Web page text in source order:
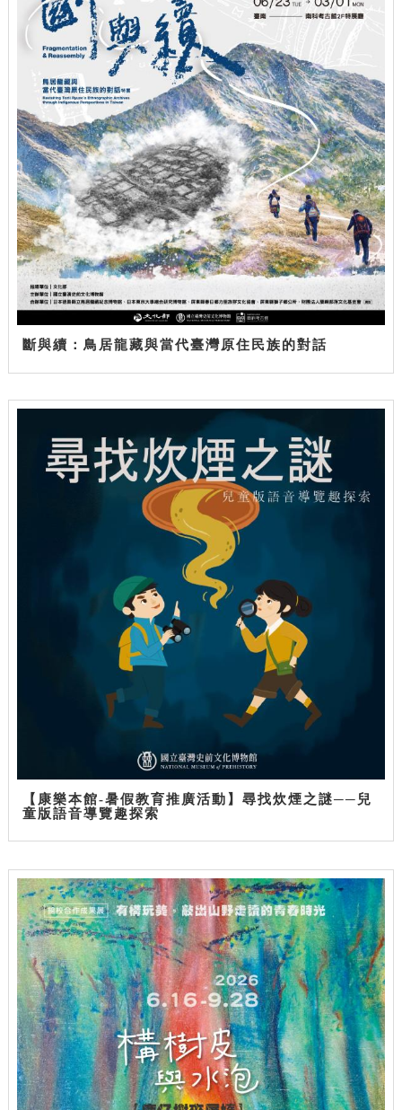
斷與續：鳥居龍藏與當代臺灣原住民族的對話
【康樂本館-暑假教育推廣活動】尋找炊煙之謎──兒
童版語音導覽趣探索